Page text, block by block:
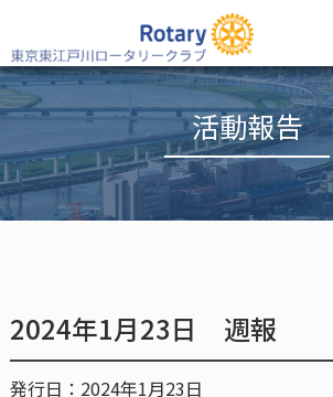
活動報告
2024年1月23日 週報
発行日：2024年1月23日